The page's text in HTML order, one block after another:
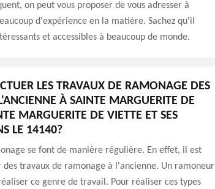
on peut vous proposer de vous adresser à
d'expérience en la matière. Sachez qu'il
et accessibles à beaucoup de monde.
LES TRAVAUX DE RAMONAGE DES
À SAINTE MARGUERITE DE
MARGUERITE DE VIETTE ET SES
LE 14140?
se font de manière régulière. En effet, il est
des travaux de ramonage à l'ancienne. Un ramoneur
ce genre de travail. Pour réaliser ces types